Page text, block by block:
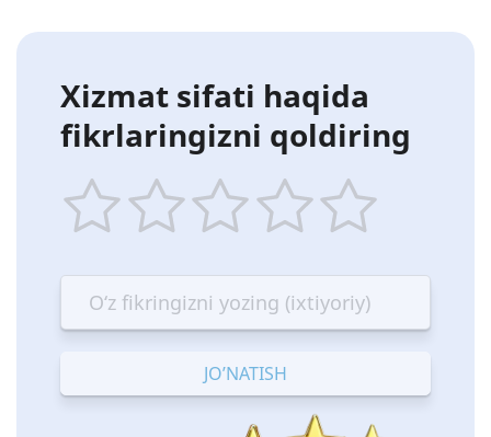
Xizmat sifati haqida
fikrlaringizni qoldiring
star
Terrible
stars
—
Bad
stars
—
OK
stars
—
Good
stars
—
Excellent